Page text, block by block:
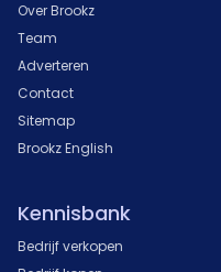
Over Brookz
Team
Adverteren
Contact
Sitemap
Brookz English
Kennisbank
Bedrijf verkopen